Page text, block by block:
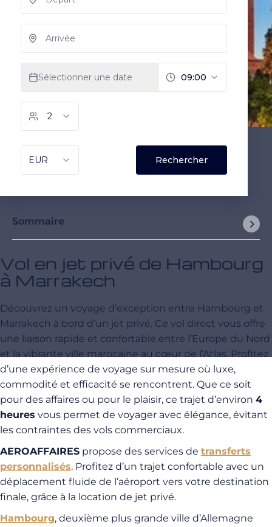
Sommaire
Vol en jet privé de Hambourg
à Marrakech
Découvrez un voyage d’exception entre Hambourg et
Marrakech à bord d’un jet privé. Ce vol direct vous offre
une liaison rapide et confortable entre l’Europe du Nord
et la vibrante ville marocaine au cœur de l’Atlas. Profitez
d’une expérience de voyage sur mesure où luxe,
commodité et efficacité se rencontrent. Que ce soit
pour des affaires ou pour le plaisir, ce trajet d’environ 4
heures vous permet de voyager avec élégance, évitant
les contraintes des vols commerciaux.
AEROAFFAIRES propose des services de transferts
personnalisés. Profitez d’un trajet confortable avec un
déplacement fluide de l’aéroport vers votre destination
finale, grâce à la location de jet privé.
Hambourg, deuxième plus grande ville d’Allemagne